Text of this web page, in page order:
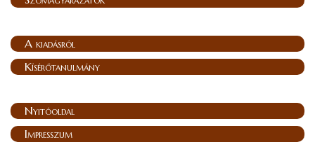
A kiadásról
Kísérőtanulmány
Nyitóoldal
Impresszum